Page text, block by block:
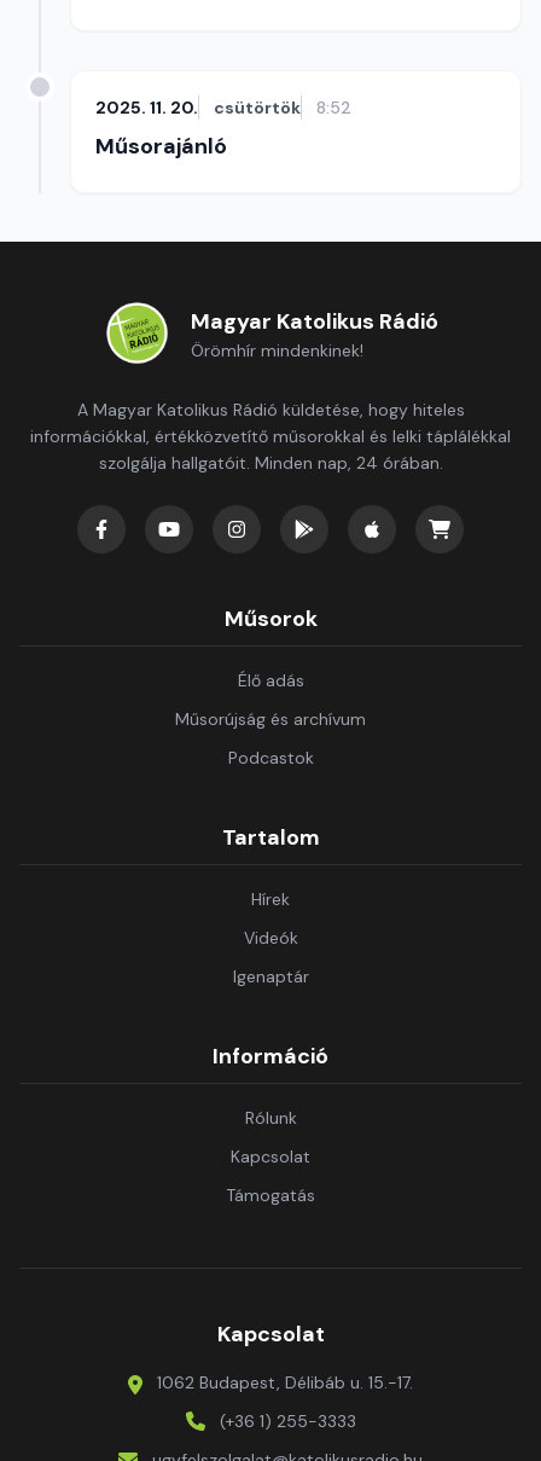
2025. 11. 20. csütörtök 8:52
Műsorajánló
Magyar Katolikus Rádió
Örömhír mindenkinek!
A Magyar Katolikus Rádió küldetése, hogy hiteles
információkkal, értékközvetítő műsorokkal és lelki táplálékkal
szolgálja hallgatóit. Minden nap, 24 órában.
Műsorok
Élő adás
Műsorújság és archívum
Podcastok
Tartalom
Hírek
Videók
Igenaptár
Információ
Rólunk
Kapcsolat
Támogatás
Kapcsolat
1062 Budapest, Délibáb u. 15.-17.
(+36 1) 255-3333